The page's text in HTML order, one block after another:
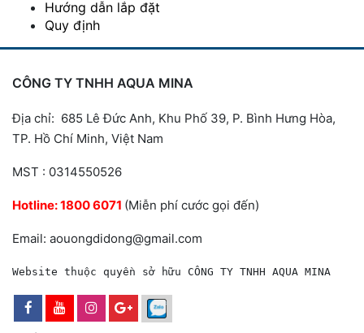
Hướng dẫn lắp đặt
Quy định
CÔNG TY TNHH AQUA MINA
Địa chỉ: 685 Lê Đức Anh, Khu Phố 39, P. Bình Hưng Hòa,
TP. Hồ Chí Minh, Việt Nam
MST : 0314550526
Hotline:1800 6071 (Miễn phí cước gọi đến)
Email: aouongdidong@gmail.com
Website thuộc quyền sở hữu CÔNG TY TNHH AQUA MINA